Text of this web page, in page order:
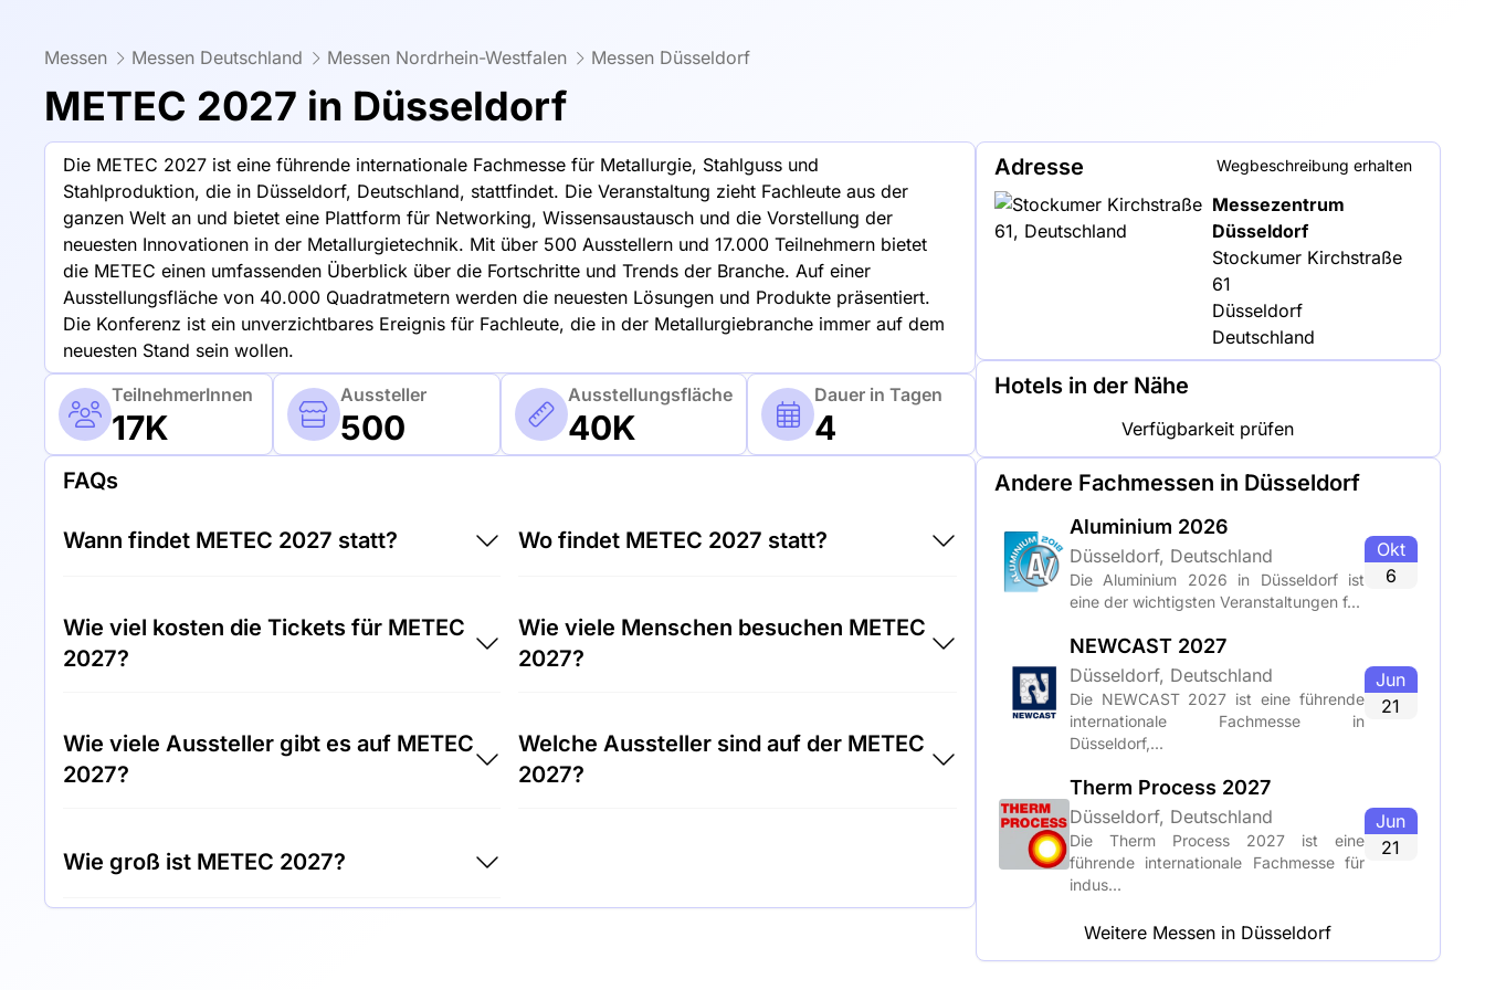
Messen Messen Deutschland Messen Nordrhein-Westfalen Messen Düsseldorf
METEC 2027 in Düsseldorf
Die METEC 2027 ist eine führende internationale Fachmesse für Metallurgie, Stahlguss und
Stahlproduktion, die in Düsseldorf, Deutschland, stattfindet. Die Veranstaltung zieht Fachleute aus der
ganzen Welt an und bietet eine Plattform für Networking, Wissensaustausch und die Vorstellung der
neuesten Innovationen in der Metallurgietechnik. Mit über 500 Ausstellern und 17.000 Teilnehmern bietet
die METEC einen umfassenden Überblick über die Fortschritte und Trends der Branche. Auf einer
Ausstellungsfläche von 40.000 Quadratmetern werden die neuesten Lösungen und Produkte präsentiert.
Die Konferenz ist ein unverzichtbares Ereignis für Fachleute, die in der Metallurgiebranche immer auf dem
neuesten Stand sein wollen.
TeilnehmerInnen
17K
Aussteller
500
Ausstellungsfläche
40K
Dauer in Tagen
4
FAQs
Wann findet METEC 2027 statt?
25.06.2027 statt.
Wo findet METEC 2027 statt?
Düsseldorf, Deutschland statt.
Wie viel kosten die Tickets für METEC
2027?
Besucher.
Wie viele Menschen besuchen METEC
2027?
2027.
Wie viele Aussteller gibt es auf METEC
2027?
METEC 2027.
Welche Aussteller sind auf der METEC
2027?
Wie groß ist METEC 2027?
Wegbeschreibung erhalten
Adresse
Messezentrum
Düsseldorf
Stockumer Kirchstraße
61
Düsseldorf
Deutschland
Hotels in der Nähe
Verfügbarkeit prüfen
Andere Fachmessen in Düsseldorf
Aluminium 2026
Düsseldorf, Deutschland
Die Aluminium 2026 in Düsseldorf ist
eine der wichtigsten Veranstaltungen f...
Okt
6
NEWCAST 2027
Düsseldorf, Deutschland
Die NEWCAST 2027 ist eine führende
internationale Fachmesse in
Düsseldorf,...
Jun
21
Therm Process 2027
Düsseldorf, Deutschland
Die Therm Process 2027 ist eine
führende internationale Fachmesse für
indus...
Jun
21
Weitere Messen in Düsseldorf